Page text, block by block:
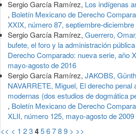
Sergio García Ramírez, Los indígenas
, Boletín Mexicano de Derecho
XXIX, número 87, septiembre-diciembre
Sergio García Ramírez, Guerrero,
bufete, el foro y la administración pública
Derecho Comparado: nueva serie, año
mayo-agosto de 2016
Sergio García Ramírez, JAKOBS,
NAVARRETE, Miguel, El derecho penal
modernas (dos estudios de dogmática
, Boletín Mexicano de Derecho
XLII, número 125, mayo-agosto de 2009
<< < 1 23456789 > >>